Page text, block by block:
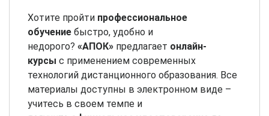
Хотите пройти профессиональное
обучение быстро, удобно и
недорого? «АПОК» предлагает онлайн-
курсы с применением современных
технологий дистанционного образования. Все
материалы доступны в электронном виде –
учитесь в своем темпе и